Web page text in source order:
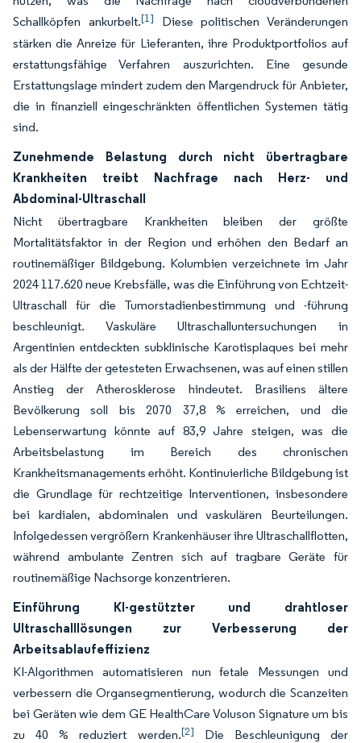
Schallköpfen ankurbelt.[1]
Diese politischen Veränderungen
stärken die Anreize für Lieferanten, ihre Produktportfolios auf
erstattungsfähige Verfahren auszurichten. Eine gesunde
Erstattungslage mindert zudem den Margendruck für Anbieter,
die in finanziell eingeschränkten öffentlichen Systemen tätig
sind.
Zunehmende Belastung durch nicht übertragbare
Krankheiten treibt Nachfrage nach Herz- und
Abdominal-Ultraschall
Nicht übertragbare Krankheiten bleiben der größte
Mortalitätsfaktor in der Region und erhöhen den Bedarf an
routinemäßiger Bildgebung. Kolumbien verzeichnete im Jahr
2024 117.620 neue Krebsfälle, was die Einführung von Echtzeit-
Ultraschall für die Tumorstadienbestimmung und -führung
beschleunigt. Vaskuläre Ultraschalluntersuchungen in
Argentinien entdeckten subklinische Karotisplaques bei mehr
als der Hälfte der getesteten Erwachsenen, was auf einen stillen
Anstieg der Atherosklerose hindeutet. Brasiliens ältere
Bevölkerung soll bis 2070 37,8 % erreichen, und die
Lebenserwartung könnte auf 83,9 Jahre steigen, was die
Arbeitsbelastung im Bereich des chronischen
Krankheitsmanagements erhöht. Kontinuierliche Bildgebung ist
die Grundlage für rechtzeitige Interventionen, insbesondere
bei kardialen, abdominalen und vaskulären Beurteilungen.
Infolgedessen vergrößern Krankenhäuser ihre Ultraschallflotten,
während ambulante Zentren sich auf tragbare Geräte für
routinemäßige Nachsorge konzentrieren.
Einführung KI-gestützter und drahtloser
Ultraschalllösungen zur Verbesserung der
Arbeitsablaufeffizienz
KI-Algorithmen automatisieren nun fetale Messungen und
verbessern die Organsegmentierung, wodurch die Scanzeiten
bei Geräten wie dem GE HealthCare Voluson Signature um bis
zu 40 % reduziert werden.[2] Die Beschleunigung der